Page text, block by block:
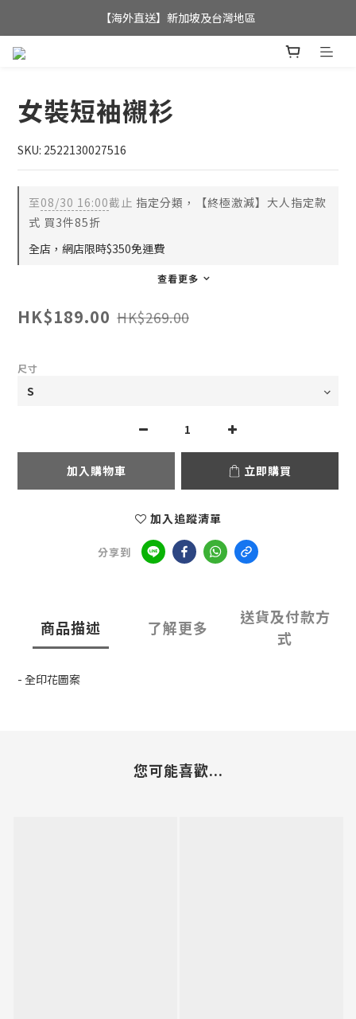
全店滿$350，即可享港澳地區免運費;
【海外直送】新加坡及台灣地區
女裝短袖襯衫
SKU: 2522130027516
至08/30 16:00截止 指定分類，【終極激減】大人指定款
式 買3件85折
全店，網店限時$350免運費
查看更多
HK$189.00 HK$269.00
尺寸
加入購物車 立即購買
加入追蹤清單
分享到
商品描述 了解更多
送貨及付款方
式
- 全印花圖案
您可能喜歡...